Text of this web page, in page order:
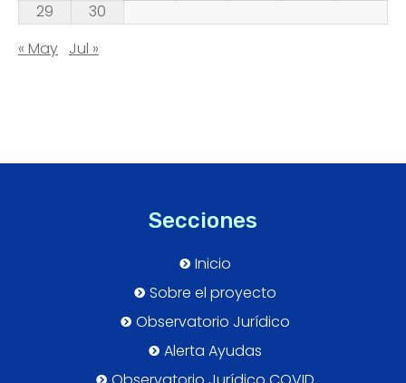
29
30
« May Jul »
Secciones
Inicio
Sobre el proyecto
Observatorio Jurídico
Alerta Ayudas